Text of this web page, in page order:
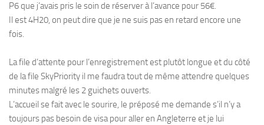
P6 que j’avais pris le soin de réserver à l’avance pour 56€.
Il est 4H20, on peut dire que je ne suis pas en retard encore une
fois.
La file d’attente pour l’enregistrement est plutôt longue et du côté
de la file SkyPriority il me faudra tout de même attendre quelques
minutes malgré les 2 guichets ouverts.
L’accueil se fait avec le sourire, le préposé me demande s’il n’y a
toujours pas besoin de visa pour aller en Angleterre et je lui